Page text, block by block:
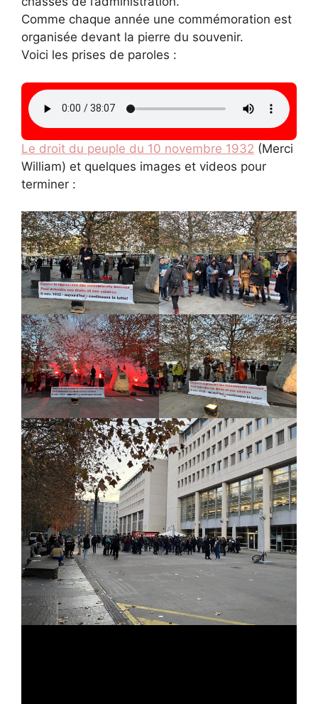
Comme chaque année une commémoration est
organisée devant la pierre du souvenir.
Voici les prises de paroles :
Le droit du peuple du 10 novembre 1932 (Merci
William) et quelques images et videos pour
terminer :